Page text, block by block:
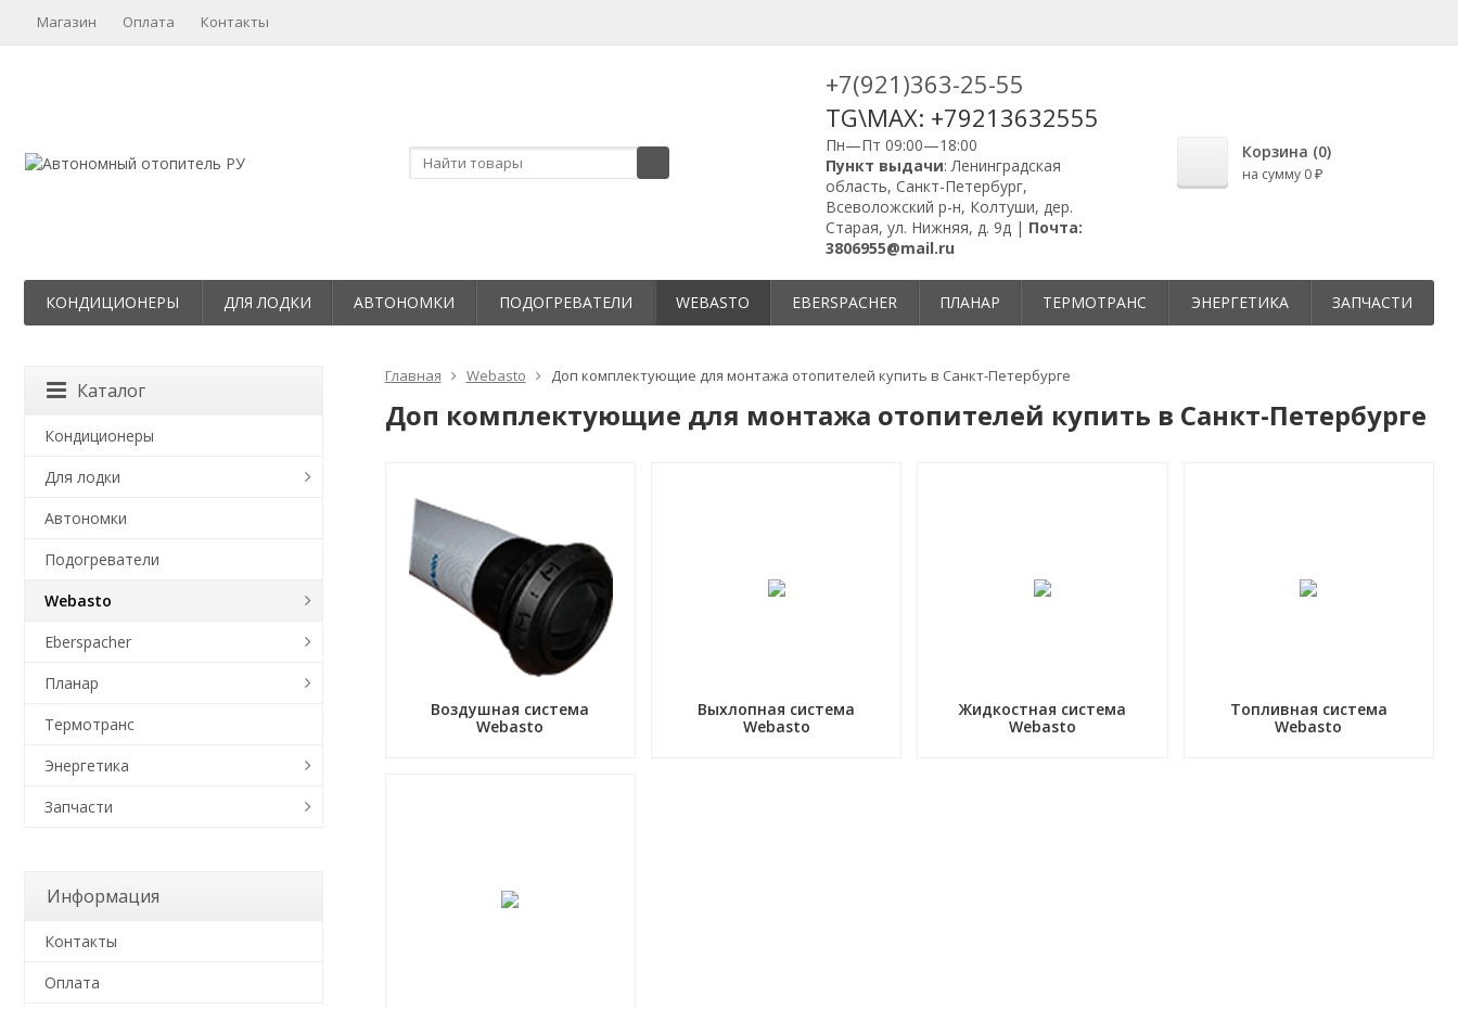
Магазин Оплата Контакты
+7(921)363-25-55
TG\MAX: +79213632555
Пн—Пт 09:00—18:00
Пункт выдачи: Ленинградская
область, Санкт-Петербург,
Всеволожский р-н, Колтуши, дер.
Старая, ул. Нижняя, д. 9д | Почта:
3806955@mail.ru
Корзина (0)
на сумму 0 ₽
КОНДИЦИОНЕРЫ ДЛЯ ЛОДКИ АВТОНОМКИ ПОДОГРЕВАТЕЛИ WEBASTO EBERSPACHER ПЛАНАР ТЕРМОТРАНС ЭНЕРГЕТИКА ЗАПЧАСТИ
Главная Webasto Доп комплектующие для монтажа отопителей купить в Санкт-Петербурге
Доп комплектующие для монтажа отопителей купить в Санкт-Петербурге
Воздушная система
Webasto
Выхлопная система
Webasto
Жидкостная система
Webasto
Топливная система
Webasto
Каталог
Кондиционеры
Для лодки
Автономки
Подогреватели
Webasto
Eberspacher
Планар
Термотранс
Энергетика
Запчасти
Информация
Контакты
Оплата